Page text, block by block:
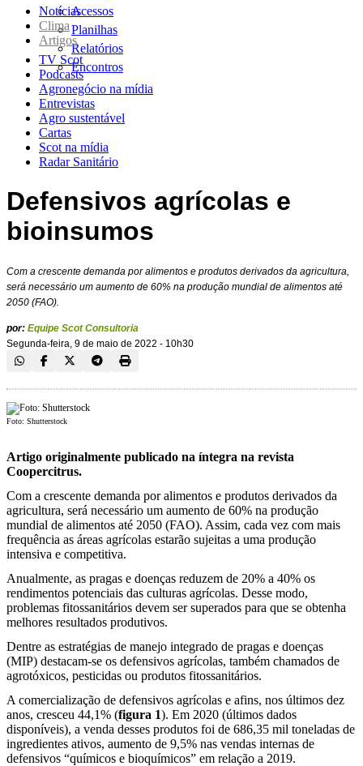
Acessos
Planilhas
Relatórios
Encontros
Notícias
Clima
Artigos
TV Scot
Podcasts
Agronegócio na mídia
Entrevistas
Agro sustentável
Cartas
Scot na mídia
Radar Sanitário
Defensivos agrícolas e
bioinsumos
Com a crescente demanda por alimentos e produtos derivados da agricultura,
será necessário um aumento de 60% na produção mundial de alimentos até
2050 (FAO).
por: Equipe Scot Consultoria
Segunda-feira, 9 de maio de 2022 - 10h30
Foto: Shutterstock
Artigo originalmente publicado na íntegra na revista
Coopercitrus.
Com a crescente demanda por alimentos e produtos derivados da
agricultura, será necessário um aumento de 60% na produção
mundial de alimentos até 2050 (FAO). Assim, cada vez com mais
frequência as áreas agrícolas estarão sujeitas a uma produção
intensiva e competitiva.
Anualmente, as pragas e doenças reduzem de 20% a 40% os
rendimentos potenciais das culturas agrícolas. Desse modo,
problemas fitossanitários devem ser superados para que se obtenha
melhores resultados produtivos.
Dentre as estratégias de manejo integrado de pragas e doenças
(MIP) destacam-se os defensivos agrícolas, também chamados de
agrotóxicos, pesticidas ou produtos fitossanitários.
A comercialização de defensivos agrícolas e afins, nos últimos dez
anos, cresceu 44,1% (figura 1). Em 2020 (últimos dados
disponíveis), a venda desses produtos foi de 686,35 mil toneladas de
ingredientes ativos, aumento de 9,5% nas vendas internas de
defensivos “químicos e bioquímicos” em relação a 2019.